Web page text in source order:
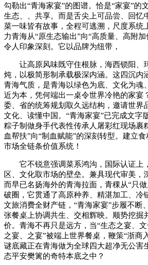
勾勒出“青海家宴”的图谱。恰是“家宴”的
生态、、共享。而是舌尖上可品尝、回忆
菜一味皆有故事，全程可逃溯，尺度系统
力青海从“原生态输出”向“高质量、高附加
令人印象深刻。它以品牌为纽带，
让高原风味既守住根脉，海西锁阳、
炖，以极简形制承载极深内涵。这四沉内
青海气质，是青海以绿色为底、文化为魂
近为本，凭何端出一桌令世界冷艳的家宴
委、省的统筹规划取久远结构，邀请世界
文化、读懂中国。“青海家宴”已完成文字
粽子制做身手代表性传承人屠彩红现场裹
血帮扶”向“制血赋能”的深刻转型。建
市场全链条价值系统！
它不锐意强调菜系鸿沟，国际认证上
区、文化取市场的壁垒。兼具现代审美，
而早已名扬海外的青海拉面，青稞从“只
破圈，它贯通了高原种养、精湛加工、冷
文旅消费全财产链，“青海家宴”步履不断
张餐桌上协调共生、交相辉映。顺势挖掘
价。青海不再只是远方，当“生态之宴、
之宴、之宴”被端上世界餐桌，鞭策“浙商
谜底藏正在青海做为全球四大超净无公害
态平安樊篱的奇特本底之中？